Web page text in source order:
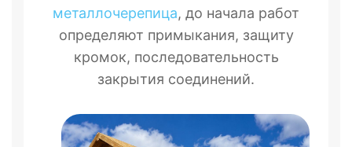
металлочерепица, до начала работ
определяют примыкания, защиту
кромок, последовательность
закрытия соединений.